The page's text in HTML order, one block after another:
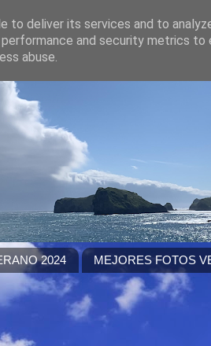
2024 MEJORES FOTOS
to deliver its services and to
and security metrics
abuse.